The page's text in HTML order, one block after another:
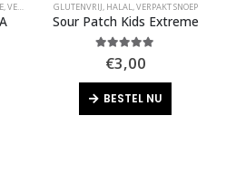
,VERPAKT SNOEP GLUTENVRIJ, HALAL,VERPAKT SNOEP
Sour Patch Kids Extreme
5.00out of 5
€3,00
BESTEL NU